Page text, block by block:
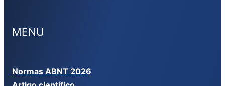
MENU
Normas ABNT 2026